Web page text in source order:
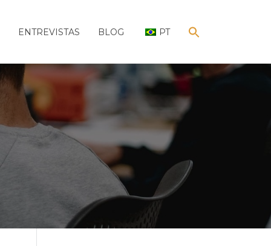
ENTREVISTAS BLOG PT